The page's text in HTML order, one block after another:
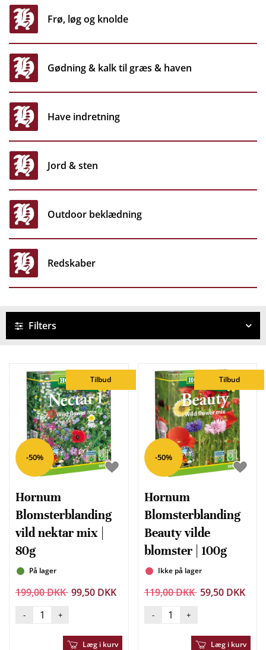
klubtøj
Frø, løg og knolde
Gødning & kalk til græs & haven
Have indretning
Jord & sten
Outdoor beklædning
Redskaber
Filters
-50%
Hornum
Blomsterblanding
vild nektar mix |
80g
På lager
Tilbud
199,00 DKK 99,50 DKK
- +
Læg i kurv
-50%
Hornum
Blomsterblanding
Beauty vilde
blomster | 100g
Ikke på lager
Tilbud
119,00 DKK 59,50 DKK
- +
Læg i kurv